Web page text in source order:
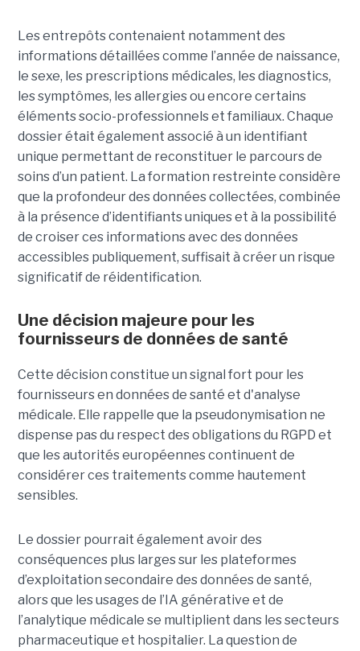
Les entrepôts contenaient notamment des
informations détaillées comme l’année de naissance,
le sexe, les prescriptions médicales, les diagnostics,
les symptômes, les allergies ou encore certains
éléments socio-professionnels et familiaux. Chaque
dossier était également associé à un identifiant
unique permettant de reconstituer le parcours de
soins d’un patient. La formation restreinte considère
que la profondeur des données collectées, combinée
à la présence d’identifiants uniques et à la possibilité
de croiser ces informations avec des données
accessibles publiquement, suffisait à créer un risque
significatif de réidentification.
Une décision majeure pour les
fournisseurs de données de santé
Cette décision constitue un signal fort pour les
fournisseurs en données de santé et d'analyse
médicale. Elle rappelle que la pseudonymisation ne
dispense pas du respect des obligations du RGPD et
que les autorités européennes continuent de
considérer ces traitements comme hautement
sensibles.
Le dossier pourrait également avoir des
conséquences plus larges sur les plateformes
d’exploitation secondaire des données de santé,
alors que les usages de l’IA générative et de
l’analytique médicale se multiplient dans les secteurs
pharmaceutique et hospitalier. La question de